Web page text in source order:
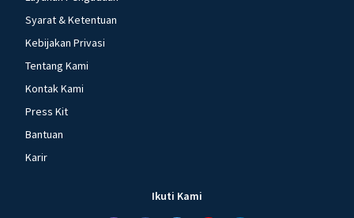
Syarat & Ketentuan
Kebijakan Privasi
Tentang Kami
Kontak Kami
Press Kit
Bantuan
Karir
Ikuti Kami